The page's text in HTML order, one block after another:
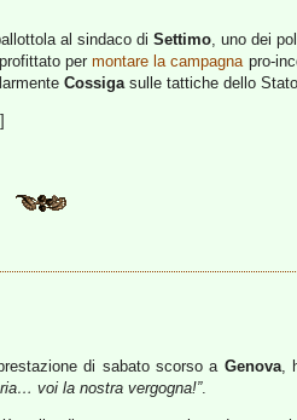
al sindaco di Settimo, uno dei
permontare la campagnapro-
Cossigasulle tattiche dello
di sabato scorso a Genova,
voi la nostra vergogna!”.